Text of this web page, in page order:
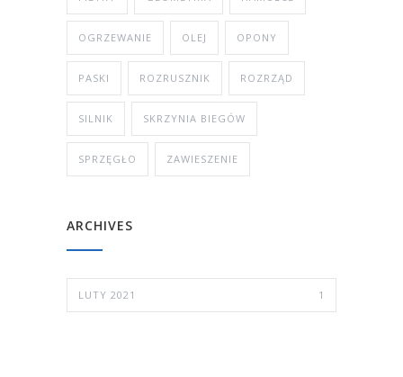
OGRZEWANIE OLEJ OPONY
PASKI ROZRUSZNIK ROZRZĄD
SILNIK SKRZYNIA BIEGÓW
SPRZĘGŁO ZAWIESZENIE
ARCHIVES
LUTY 2021 1